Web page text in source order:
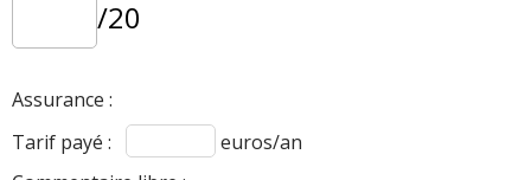
Agrément
Autonomie:2aiment
/20
Assurance :
Tarif payé :
euros/an